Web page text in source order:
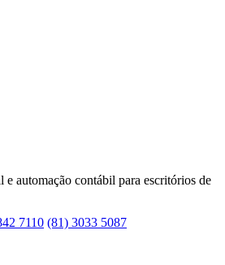
e automação contábil para escritórios de
7110 (81) 3033 5087